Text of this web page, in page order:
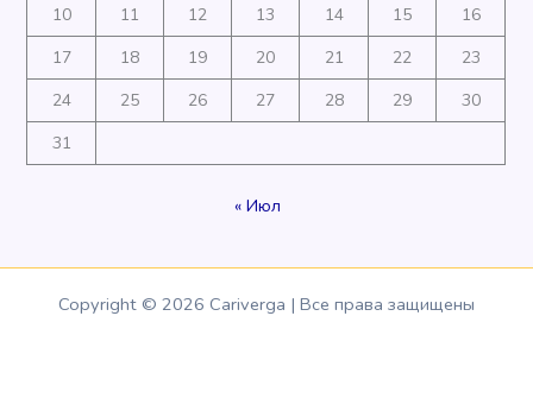
10
11 12 13 14 15
16
17
18 19 20 21 22
23
24
25 26 27 28 29
30
31
« Июл
Copyright © 2026 Cariverga | Все права защищены